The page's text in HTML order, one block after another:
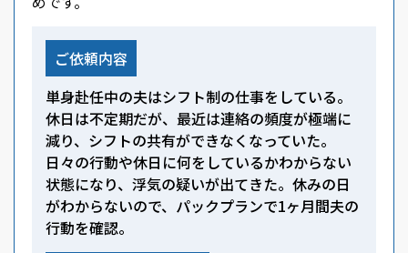
ご依頼内容
単身赴任中の夫はシフト制の仕事をしている。
休日は不定期だが、最近は連絡の頻度が極端に
減り、シフトの共有ができなくなっていた。
日々の行動や休日に何をしているかわからない
状態になり、浮気の疑いが出てきた。休みの日
がわからないので、パックプランで1ヶ月間夫の
行動を確認。